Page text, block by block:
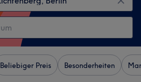
Beliebiger Preis Besonderheiten